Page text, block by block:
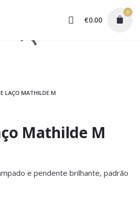
€0.00
0
LAÇO MATHILDE M
Mathilde M
e pendente brilhante, padrão